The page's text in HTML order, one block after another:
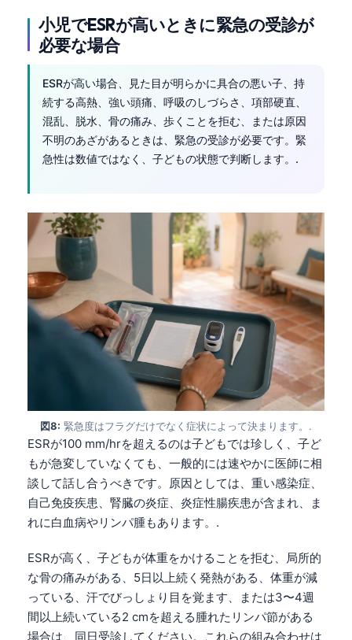
小児でESRが高いときに緊急の受診が
必要な場合
ESRが高い場合、見た目が明らかに具合の悪い子、持
続する高熱、強い頭痛、呼吸のしづらさ、項部硬直、
混乱、脱水、骨の痛み、歩くことを拒む、または原因
不明のあざがあるときは、緊急の受診が必要です。緊
急性は数値ではなく、子どもの状態で判断します。.
図8: 緊急度はフラグだけでなく症状によって決まります。.
ESRが100 mm/hrを超えるのは子どもでは珍しく、子ど
もが急変していなくても、一般的には速やかに医師に相
談して話し合うべきです。原因としては、重い感染症、
自己免疫疾患、腎臓の炎症、炎症性腸疾患が含まれ、ま
れに白血病やリンパ腫もあります。.
ESRが高く、子どもが体重をかけることを拒む、局所的
な骨の痛みがある、5日以上続く発熱がある、体重が減
っている、汗でびっしょり目を覚ます、または3〜4週
間以上続いている2 cmを超える腫れたリンパ節がある
場合は、同日受診してください。これらの組み合わせは
हिन्दी
Bahasa Indonesia
Հայերեն
Íslenska
Српски језик
Svenska
Bosanski
Azərbaycan dili
Eesti
Русский
Lietuvių kalba
Polski
한국어
Slovenščina
Magyar
বাংলা
اردو
मराठी
తెలుగు
ગુજરાતી